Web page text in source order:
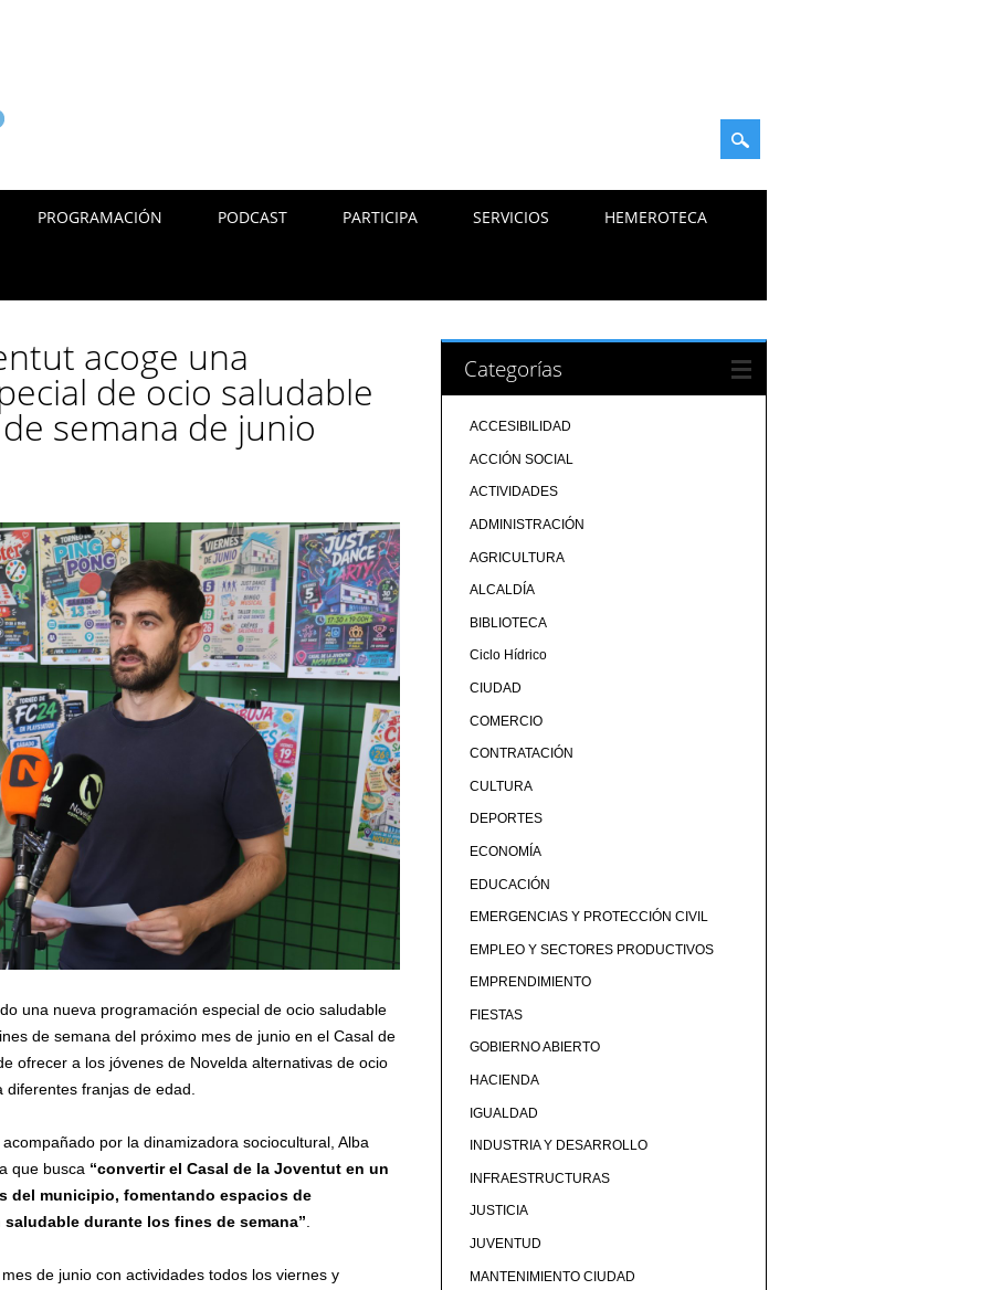
PROGRAMACIÓN PODCAST PARTICIPA SERVICIOS HEMEROTECA
acoge una
de ocio saludable
semana de junio
una nueva programación especial de ocio saludable
de semana del próximo mes de junio en el Casal de
ofrecer a los jóvenes de Novelda alternativas de ocio
franjas de edad.
por la dinamizadora sociocultural, Alba
que busca “convertir el Casal de la Joventut en un
del municipio, fomentando espacios de
durante los fines de semana”
de junio con actividades todos los viernes y
Categorías
ACCESIBILIDAD
ACCIÓN SOCIAL
ACTIVIDADES
ADMINISTRACIÓN
AGRICULTURA
ALCALDÍA
BIBLIOTECA
Ciclo Hídrico
CIUDAD
COMERCIO
CONTRATACIÓN
CULTURA
DEPORTES
ECONOMÍA
EDUCACIÓN
EMERGENCIAS Y PROTECCIÓN CIVIL
EMPLEO Y SECTORES PRODUCTIVOS
EMPRENDIMIENTO
FIESTAS
GOBIERNO ABIERTO
HACIENDA
IGUALDAD
INDUSTRIA Y DESARROLLO
INFRAESTRUCTURAS
JUSTICIA
JUVENTUD
MANTENIMIENTO CIUDAD